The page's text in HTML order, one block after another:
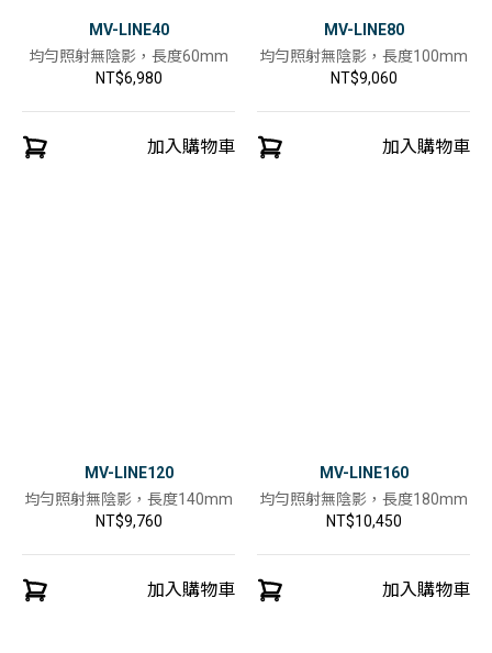
MV-LINE40
均勻照射無陰影，長度60mm
NT$6,980
加入購物車
MV-LINE80
均勻照射無陰影，長度100mm
NT$9,060
加入購物車
MV-LINE120
均勻照射無陰影，長度140mm
NT$9,760
加入購物車
MV-LINE160
均勻照射無陰影，長度180mm
NT$10,450
加入購物車